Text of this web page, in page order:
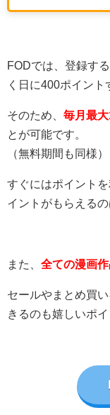
FODでは、登録す
く日に400ポイント
そのため、 毎月最
とが可能です。
（無料期間も同様）
すぐにはポイント
イントがもらえる
また、 全ての漫画
セールやまとめ買
きるのも嬉しいポイ